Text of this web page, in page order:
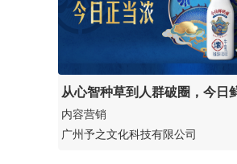
从心智种草到人群破圈，今日
遗限定瓶引小红书
内容营销
广州予之文化科技有限公司